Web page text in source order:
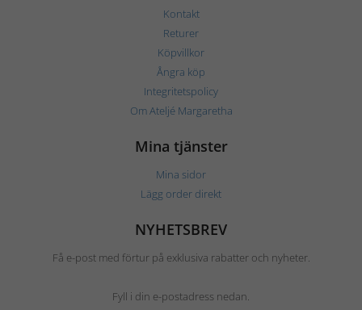
Kontakt
Returer
Köpvillkor
Ångra köp
Integritetspolicy
Om Ateljé Margaretha
Mina tjänster
Mina sidor
Lägg order direkt
NYHETSBREV
Få e-post med förtur på exklusiva rabatter och nyheter.
Fyll i din e-postadress nedan.